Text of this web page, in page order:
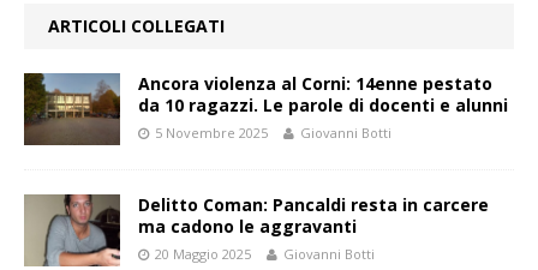
ARTICOLI COLLEGATI
Ancora violenza al Corni: 14enne pestato
da 10 ragazzi. Le parole di docenti e alunni
5 Novembre 2025 Giovanni Botti
Delitto Coman: Pancaldi resta in carcere
ma cadono le aggravanti
20 Maggio 2025 Giovanni Botti